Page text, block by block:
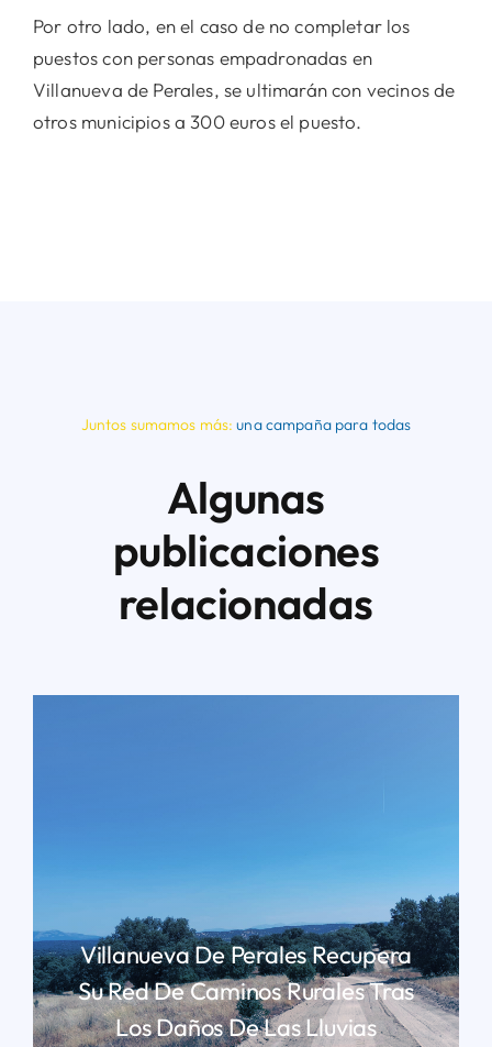
Por otro lado, en el caso de no completar los
puestos con personas empadronadas en
Villanueva de Perales, se ultimarán con vecinos de
otros municipios a 300 euros el puesto.
Juntos sumamos más:una campaña para todas
Algunas
publicaciones
relacionadas
Villanueva De Perales Recupera
Su Red De Caminos Rurales Tras
Los Daños De Las Lluvias